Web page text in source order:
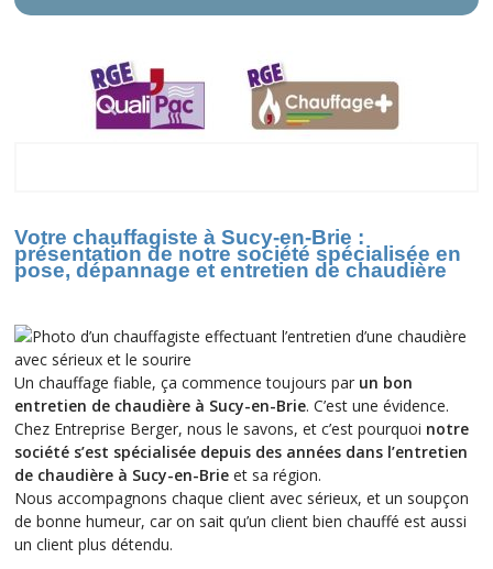
Votre chauffagiste à Sucy-en-Brie :
présentation de notre société spécialisée en
pose, dépannage et entretien de chaudière
Un chauffage fiable, ça commence toujours par un bon
entretien de chaudière à Sucy-en-Brie. C’est une évidence.
Chez Entreprise Berger, nous le savons, et c’est pourquoi notre
société s’est spécialisée depuis des années dans l’entretien
de chaudière à Sucy-en-Brie et sa région.
Nous accompagnons chaque client avec sérieux, et un soupçon
de bonne humeur, car on sait qu’un client bien chauffé est aussi
un client plus détendu.